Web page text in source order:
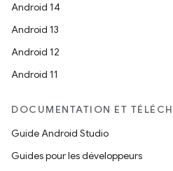
Android 14
Android 13
Android 12
Android 11
DOCUMENTATION ET
Guide Android Studio
Guides pour les développeurs